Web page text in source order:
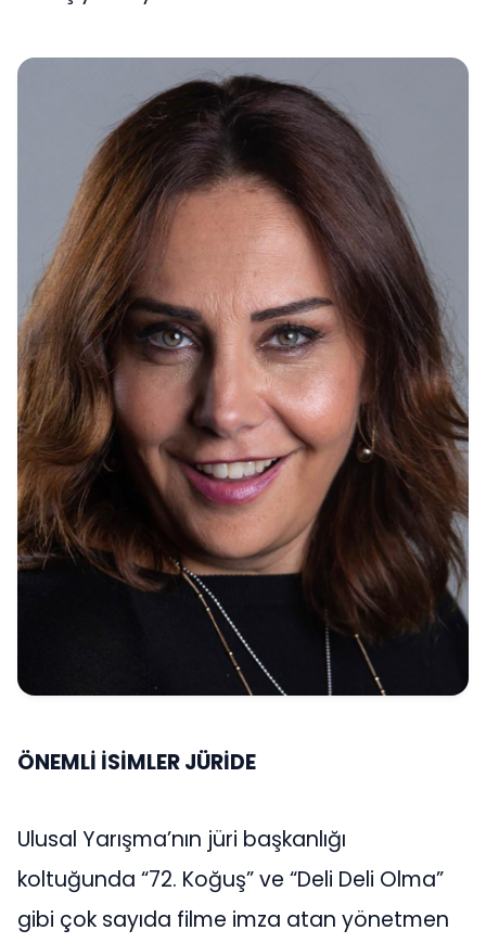
ÖNEMLİ İSİMLER JÜRİDE
Ulusal Yarışma’nın jüri başkanlığı
koltuğunda “72. Koğuş” ve “Deli Deli Olma”
gibi çok sayıda filme imza atan yönetmen